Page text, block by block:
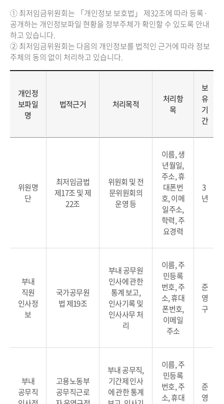
① 최저임금위원회는 「개인정보 보호법」 제32조에 따라 등록·
공개하는 개인정보파일 현황을 정부주체가 확인할 수 있도록 안내
하고 있습니다.
② 최저임금위원회는 다음의 개인정보를 법적인 근거에 따라 정보
주체의 동의 없이 처리하고 있습니다.
개인정
보파일
명
법적근거 처리목적
처리항
목
보
유
기
간
위원명
단
최저임금법
제17조 및 제
22조
위원회 및 전
문위원회의
운영 등
이름, 생
년월일,
주소, 휴
대폰번
호, 이메
일주소,
학력, 주
요경력
3
년
부내
직원
인사정
보
국가공무원
법 제19조
부내 공무원
인사에 관한
통계 보고,
인사기록 및
인사사무 처
리
이름, 주
민등록
번호, 주
소, 휴대
폰번호,
이메일
주소
준
영
구
부내
공무직
고용노동부
공무직근로
부내 공무직,
기간제 인사
에 관한 통계
이름, 주
민등록
번호, 주
소, 휴대
준
영